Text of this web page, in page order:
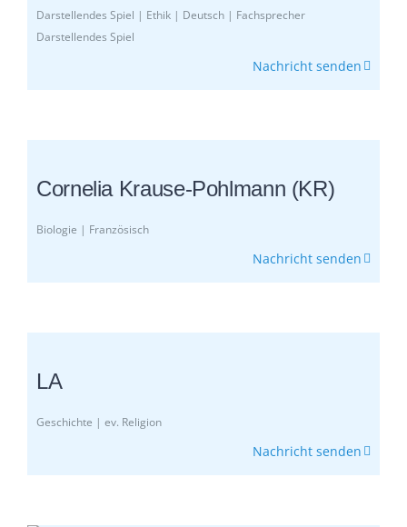
Darstellendes Spiel | Ethik | Deutsch | Fachsprecher
Darstellendes Spiel
Nachricht senden
Cornelia Krause-Pohlmann (KR)
Biologie | Französisch
Nachricht senden
LA
Geschichte | ev. Religion
Nachricht senden